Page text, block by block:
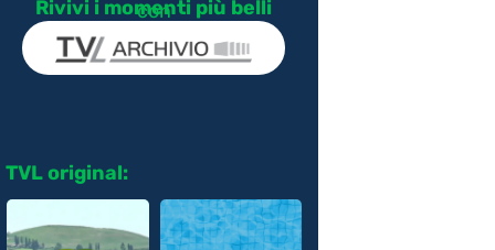
Rivivi i momenti più belli
con
TVL original: